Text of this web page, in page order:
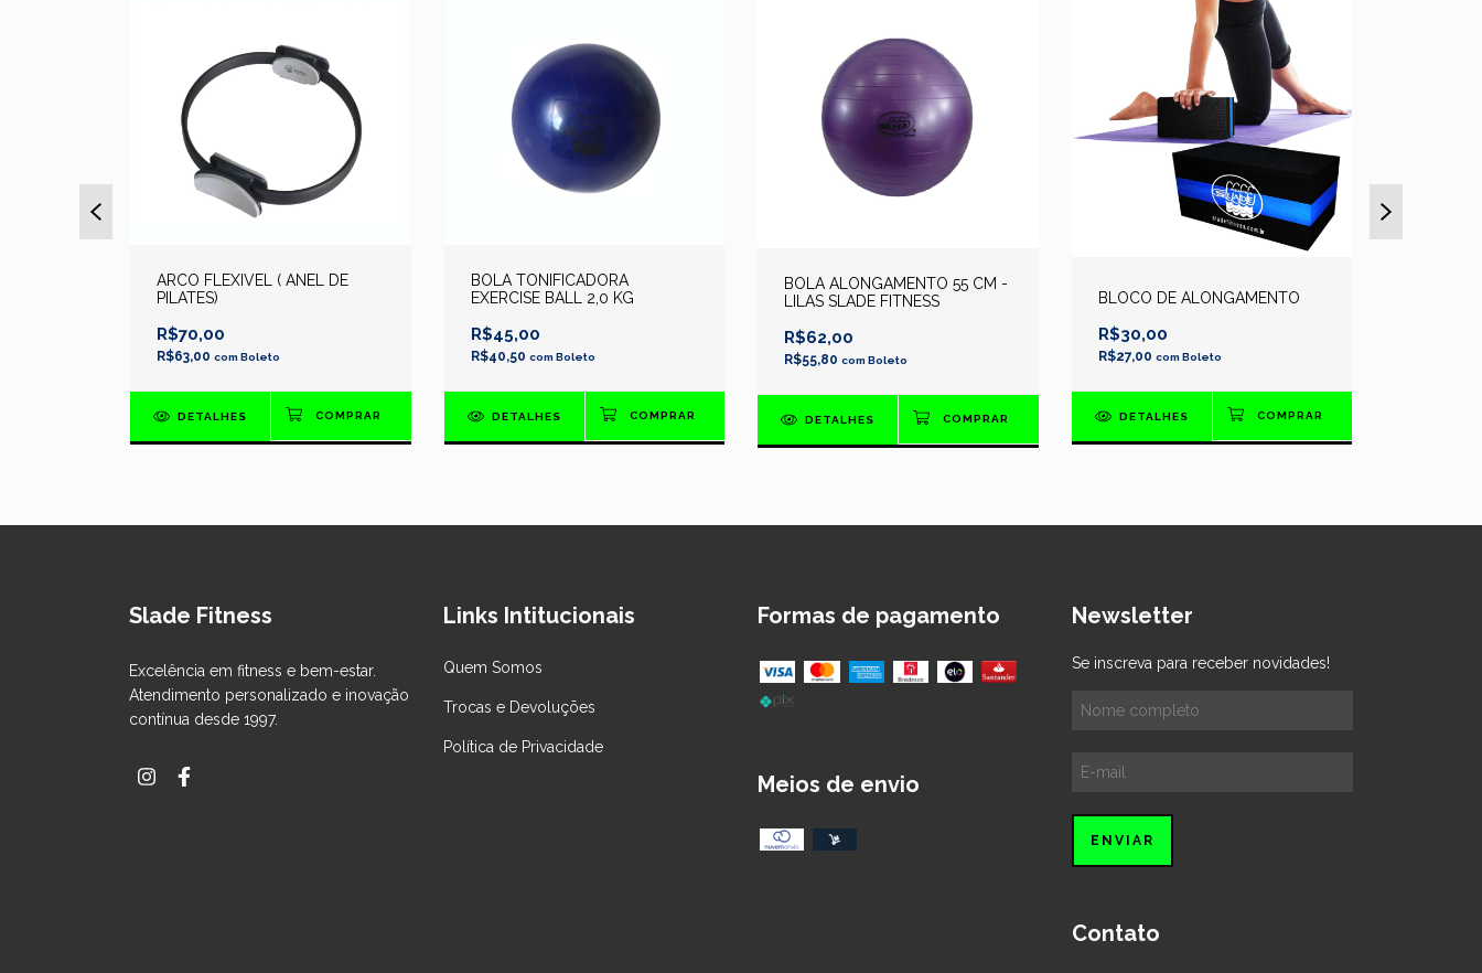
ARCO FLEXIVEL ( ANEL DE
PILATES)
R$70,00
R$63,00 comBoleto
DETALHES
BOLA TONIFICADORA
EXERCISE BALL 2,0 KG
R$45,00
R$40,50 com Boleto
DETALHES
BOLA ALONGAMENTO 55 CM -
LILAS SLADE FITNESS
R$62,00
R$55,80 comBoleto
DETALHES
BLOCO DE ALONGAMENTO
R$30,00
R$27,00 com Boleto
DETALHES
Slade Fitness
Excelência em fitness e bem-estar.
Atendimento personalizado e inovação
contínua desde 1997.
Links Intitucionais
Quem Somos
Trocas e Devoluções
Política de Privacidade
Formas de pagamento
Meios de envio
Newsletter
Se inscreva para receber novidades!
Contato